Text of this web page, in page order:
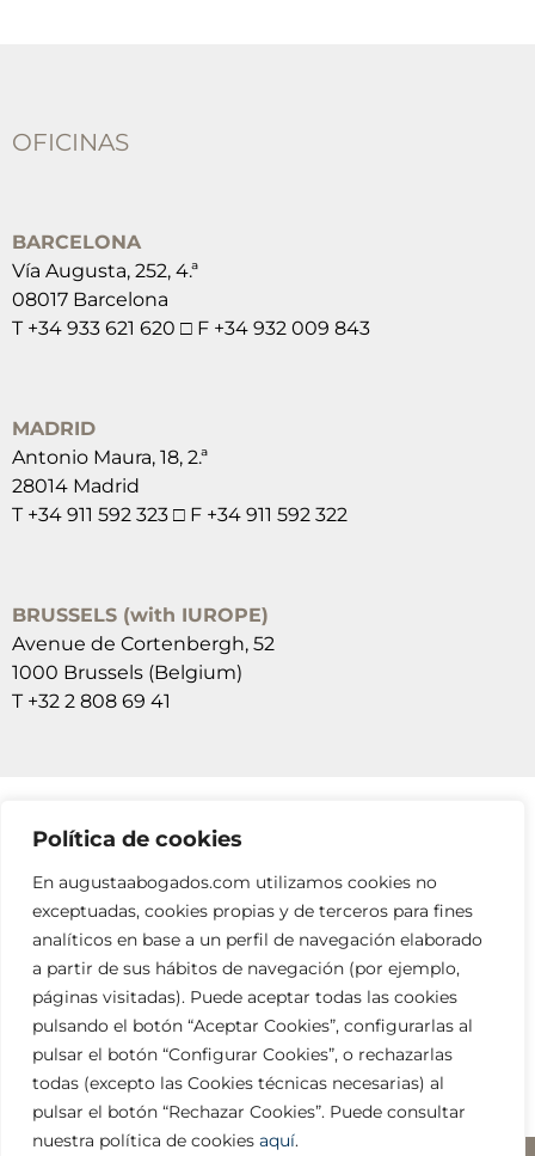
Política de cookies
En augustaabogados.com utilizamos cookies no
exceptuadas, cookies propias y de terceros para fines
analíticos en base a un perfil de navegación elaborado
a partir de sus hábitos de navegación (por ejemplo,
páginas visitadas). Puede aceptar todas las cookies
pulsando el botón “Aceptar Cookies”, configurarlas al
pulsar el botón “Configurar Cookies”, o rechazarlas
todas (excepto las Cookies técnicas necesarias) al
pulsar el botón “Rechazar Cookies”. Puede consultar
nuestra política de cookies aquí.
OFICINAS
BARCELONA
Vía Augusta, 252, 4.ª
08017 Barcelona
T +34 933 621 620 □ F +34 932 009 843
MADRID
Antonio Maura, 18, 2.ª
28014 Madrid
T +34 911 592 323 □ F +34 911 592 322
BRUSSELS (with IUROPE)
Avenue de Cortenbergh, 52
1000 Brussels (Belgium)
T +32 2 808 69 41
SUSCRÍBETE A NUESTRAS NEWSLETTERS
RELLENA EL FORMULARIO
info@augustaabogados.com